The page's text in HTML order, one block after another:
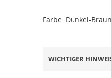
Farbe: Dunkel-
WICHTIGER